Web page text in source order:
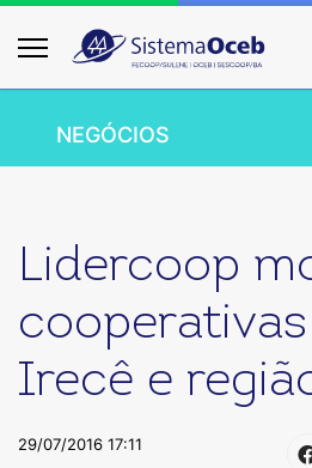
NEGÓCIOS
Lidercoop
Irecê e
29/07/2016 17:11